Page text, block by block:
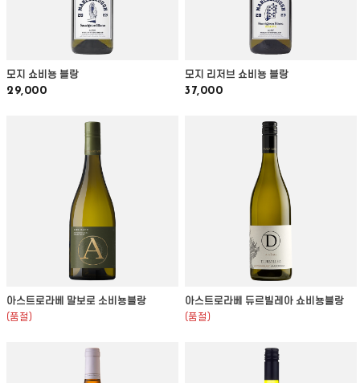
모지 쇼비뇽 블랑
29,000
모지 리저브 쇼비뇽 블랑
37,000
아스트로라베 말보로 소비뇽블랑
(품절)
아스트로라베 듀르빌레아 쇼비뇽블랑
(품절)